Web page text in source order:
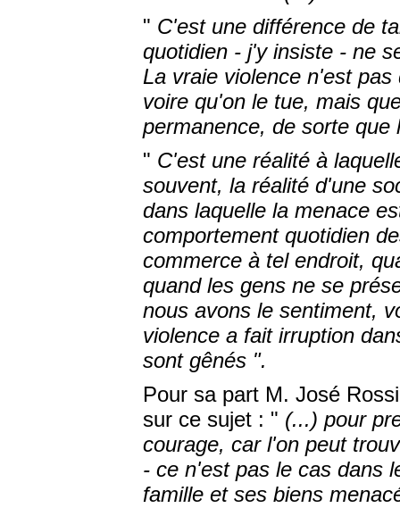
" C'est une différence de
quotidien - j'y insiste - ne
La vraie violence n'est
voire qu'on le tue, mais
permanence, de sorte
" C'est une réalité à
souvent, la réalité d'une
dans laquelle la menace
comportement quotidien
commerce à tel endroit,
quand les gens ne se
nous avons le sentiment,
violence a fait irruption
sont gênés ".
Pour sa part M. José
sur ce sujet : " (...) pour
courage, car l'on peut
- ce n'est pas le cas dans
famille et ses biens